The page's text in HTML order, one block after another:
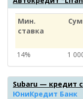
Мин.
ставка
14%
1
Subaru — кредит
ЮниКредит Банк